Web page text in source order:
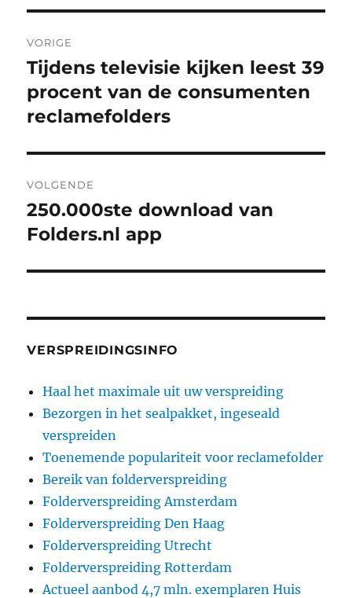
navigatie
VORIGE
Vorig
bericht:
Tijdens televisie kijken leest 39
procent van de consumenten
reclamefolders
VOLGENDE
Volgend
bericht:
250.000ste download van
Folders.nl app
VERSPREIDINGSINFO
Haal het maximale uit uw verspreiding
Bezorgen in het sealpakket, ingeseald
verspreiden
Toenemende populariteit voor reclamefolder
Bereik van folderverspreiding
Folderverspreiding Amsterdam
Folderverspreiding Den Haag
Folderverspreiding Utrecht
Folderverspreiding Rotterdam
Actueel aanbod 4,7 mln. exemplaren Huis